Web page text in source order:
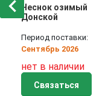
Чеснок озимый
Донской
Период поставки:
Сентябрь 2026
нет в наличии
Связаться